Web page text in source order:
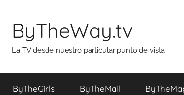
contenido
ByTheWay.tv
La TV desde nuestro particular punto de vista
ByTheGirls ByTheMail